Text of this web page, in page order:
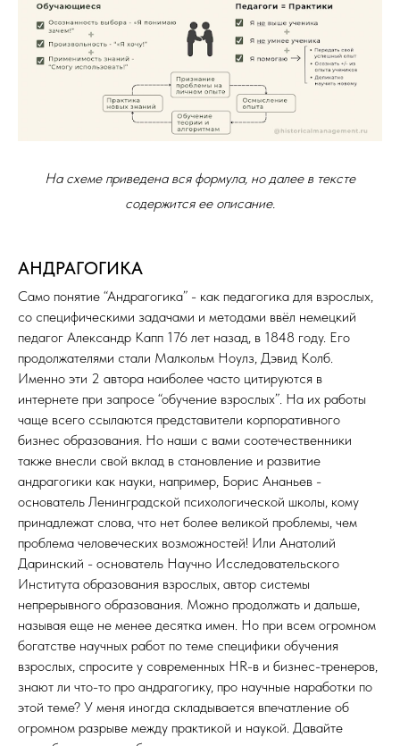
На схеме приведена вся формула, но далее в тексте
содержится ее описание.
АНДРАГОГИКА
Само понятие “Андрагогика” - как педагогика для взрослых,
со специфическими задачами и методами ввёл немецкий
педагог Александр Капп 176 лет назад, в 1848 году. Его
продолжателями стали Малкольм Ноулз, Дэвид Колб.
Именно эти 2 автора наиболее часто цитируются в
интернете при запросе “обучение взрослых”. На их работы
чаще всего ссылаются представители корпоративного
бизнес образования. Но наши с вами соотечественники
также внесли свой вклад в становление и развитие
андрагогики как науки, например, Борис Ананьев -
основатель Ленинградской психологической школы, кому
принадлежат слова, что нет более великой проблемы, чем
проблема человеческих возможностей! Или Анатолий
Даринский - основатель Научно Исследовательского
Института образования взрослых, автор системы
непрерывного образования. Можно продолжать и дальше,
называя еще не менее десятка имен. Но при всем огромном
богатстве научных работ по теме специфики обучения
взрослых, спросите у современных HR-в и бизнес-тренеров,
знают ли что-то про андрагогику, про научные наработки по
этой теме? У меня иногда складывается впечатление об
огромном разрыве между практикой и наукой. Давайте